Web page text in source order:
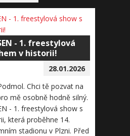
- 1. freestylová
v historii!
28.01.2026
Chci tě pozvat na
mě osobně hodně silný.
- 1. freestylová show s
která proběhne 14.
stadionu v Plzni. Před